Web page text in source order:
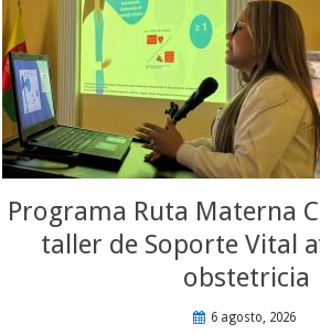
Programa Ruta Materna
taller de Soporte Vital
obstetricia
6 agosto, 2026